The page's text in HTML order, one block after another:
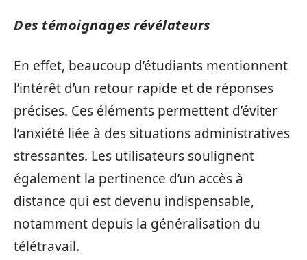
Des témoignages révélateurs
En effet, beaucoup d’étudiants mentionnent
l’intérêt d’un retour rapide et de réponses
précises. Ces éléments permettent d’éviter
l’anxiété liée à des situations administratives
stressantes. Les utilisateurs soulignent
également la pertinence d’un accès à
distance qui est devenu indispensable,
notamment depuis la généralisation du
télétravail.